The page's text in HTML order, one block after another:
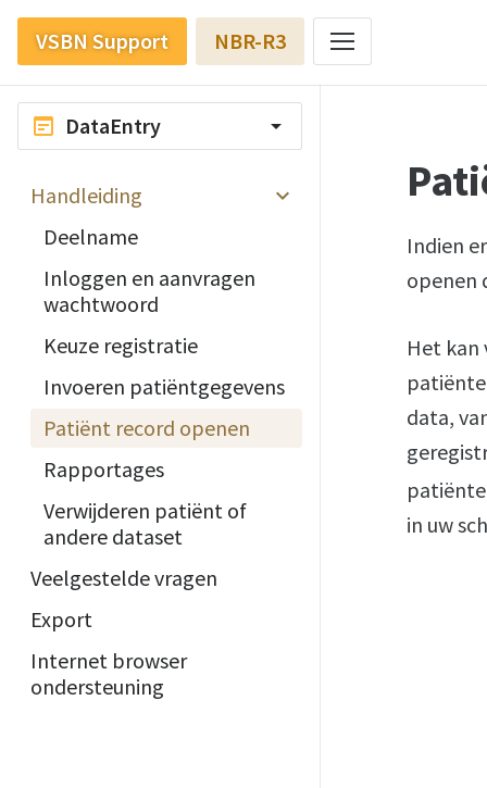
VSBN Support NBR-R3
wysiwyg DataEntry arrow_drop_down
Handleiding
Deelname
Inloggen en aanvragen
wachtwoord
Keuze registratie
Invoeren patiëntgegevens
Patiënt record openen
Rapportages
Verwijderen patiënt of
andere dataset
Veelgestelde vragen
Export
Internet browser
ondersteuning
Indien
openen
Het kan
data,
in uw